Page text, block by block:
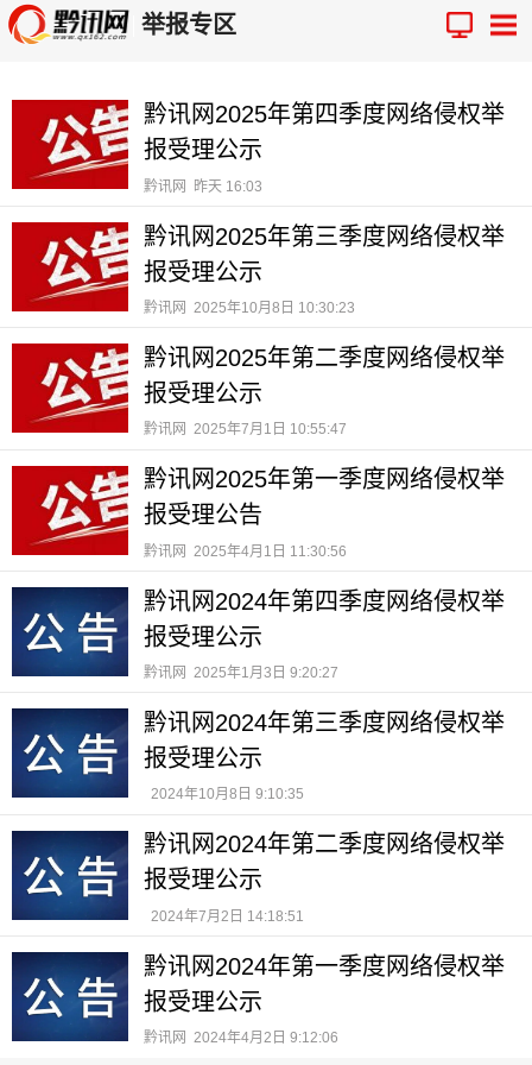
举报专区
黔讯网2025年第四季度网络侵权举
报受理公示
黔讯网 昨天 16:03
黔讯网2025年第三季度网络侵权举
报受理公示
黔讯网 2025年10月8日 10:30:23
黔讯网2025年第二季度网络侵权举
报受理公示
黔讯网 2025年7月1日 10:55:47
黔讯网2025年第一季度网络侵权举
报受理公告
黔讯网 2025年4月1日 11:30:56
黔讯网2024年第四季度网络侵权举
报受理公示
黔讯网 2025年1月3日 9:20:27
黔讯网2024年第三季度网络侵权举
报受理公示
2024年10月8日 9:10:35
黔讯网2024年第二季度网络侵权举
报受理公示
2024年7月2日 14:18:51
黔讯网2024年第一季度网络侵权举
报受理公示
黔讯网 2024年4月2日 9:12:06